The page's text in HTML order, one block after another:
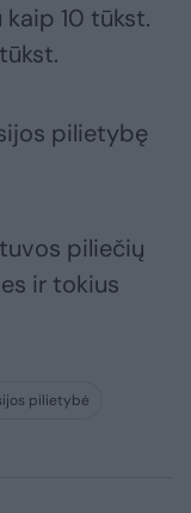
10 tūkst.
pilietybę
piliečių
ir tokius
pilietybė